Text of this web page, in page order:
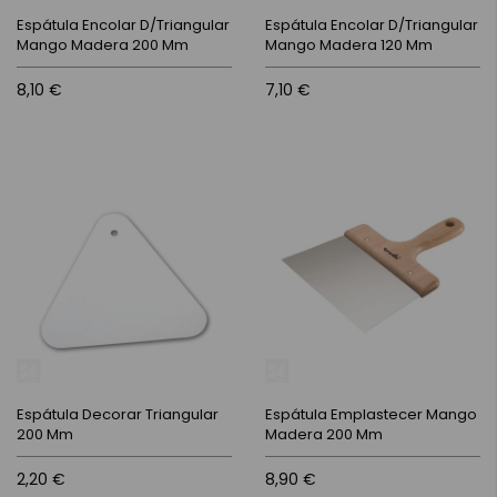
Espátula Encolar D/Triangular
Mango Madera 200 Mm
8,10 €
Espátula Encolar D/Triangular
Mango Madera 120 Mm
7,10 €
Espátula Decorar Triangular
200 Mm
2,20 €
Espátula Emplastecer Mango
Madera 200 Mm
8,90 €